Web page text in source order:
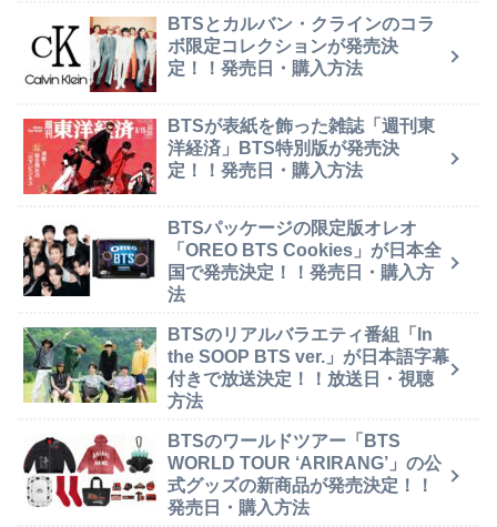
BTSとカルバン・クラインのコラ
ボ限定コレクションが発売決
定！！発売日・購入方法
BTSが表紙を飾った雑誌「週刊東
洋経済」BTS特別版が発売決
定！！発売日・購入方法
BTSパッケージの限定版オレオ
「OREO BTS Cookies」が日本全
国で発売決定！！発売日・購入方
法
BTSのリアルバラエティ番組「In
the SOOP BTS ver.」が日本語字幕
付きで放送決定！！放送日・視聴
方法
BTSのワールドツアー「BTS
WORLD TOUR ‘ARIRANG’」の公
式グッズの新商品が発売決定！！
発売日・購入方法